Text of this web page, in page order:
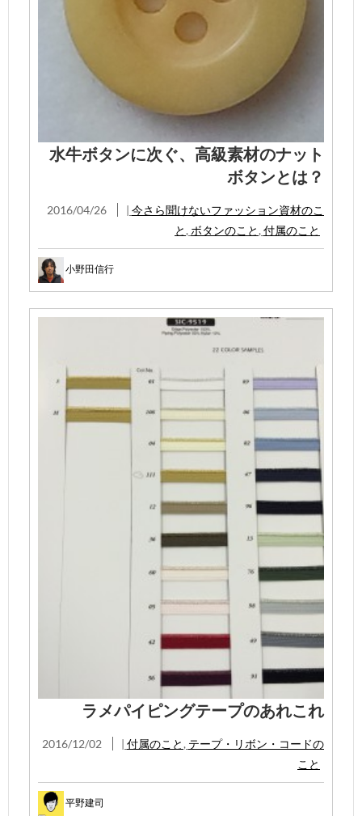
水牛ボタンに次ぐ、高級素材のナット
ボタンとは？
2016/04/26 | 今さら聞けないファッション資材のこ
と , ボタンのこと , 付属のこと
小野田信行
ラメパイピングテープのあれこれ
2016/12/02 | 付属のこと , テープ・リボン・コードの
こと
平野建司